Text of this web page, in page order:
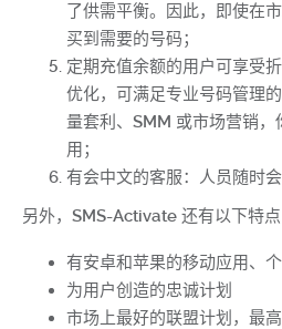
了供需平衡。因此，即使在
买到需要的号码；
定期充值余额的用户可享受
优化，可满足专业号码管理
量套利、SMM 或市场营销，
用；
有会中文的客服：人员随时会
另外，SMS-Activate 还有以下特点
有安卓和苹果的移动应用、
为用户创造的忠诚计划
市场上最好的联盟计划，最